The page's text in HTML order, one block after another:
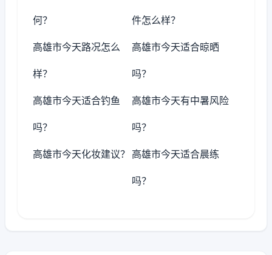
何？ 件怎么样？
高雄市今天路况怎么
样？
高雄市今天适合晾晒
吗？
高雄市今天适合钓鱼
吗？
高雄市今天有中暑风险
吗？
高雄市今天化妆建议？ 高雄市今天适合晨练
吗？